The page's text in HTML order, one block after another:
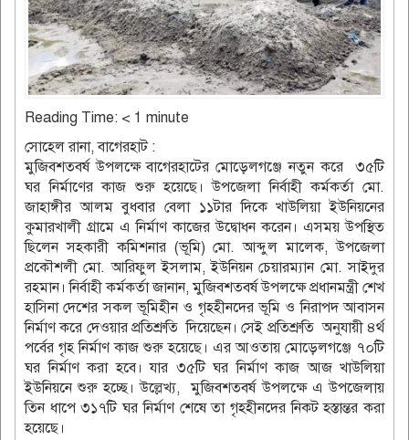
Reading Time: < 1 minute
সোহেল রানা, বাগেরহাট :
মুজিবশতবর্ষ উপলক্ষে বাগেরহাটের মোড়েলগঞ্জে নতুন করে ৩৫টি
ঘর নির্মাণের কাজ শুরু হয়েছে। উপজেলা নির্বাহী কর্মকর্তা মো.
জাহাঙ্গীর আলম বুধবার বেলা ১১টার দিকে খাউলিয়া ইউনিয়নের
কুমারখালী গ্রামে এ নির্মাণ কাজের উদ্বোধন করেন। এসময় উপস্থিত
ছিলেন সহকারী কমিশনার (ভূমি) মো. আব্দুল মালেক, উপজেলা
প্রকৌশলী মো. আরিফুল ইসলাম, ইউনিয়ন চেয়ারম্যান মো. সাইদুর
রহমান। নির্বাহী কর্মকর্তা জানান, মুজিবশতবর্ষ উপলক্ষে প্রধানমন্ত্রী শেখ
হাসিনা দেশের সকল ভূমিহীন ও গৃহহীনদের ভূমি ও নিরাপদ আবাসন
নির্মাণ করে দেওয়ার প্রতিশ্রুতি দিয়েছেন। সেই প্রতিশ্রুতি অনুযায়ী ৪র্থ
পর্বের গৃহ নির্মাণ কাজ শুরু হয়েছে। এর আওতায় মোড়েলগঞ্জে ৭০টি
ঘর নির্মাণ করা হবে। যার ৩৫টি ঘর নির্মাণ কাজ আজ খাউলিয়া
ইউনিয়নে শুরু হচ্ছে। উল্লেখ্য, মুজিবশতবর্ষ উপলক্ষে এ উপজেলায়
তিন ধাপে ৩১৭টি ঘর নির্মাণ শেষে তা গৃহহীনদের নিকট হস্তান্তর করা
হয়েছে।